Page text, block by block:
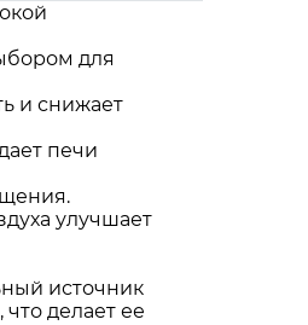
для
и снижает
печи
улучшает
источник
делает ее